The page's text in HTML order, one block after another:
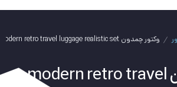
وکتور چمدون modern retro travel luggage realistic set
وکتور چمدون modern retro travel